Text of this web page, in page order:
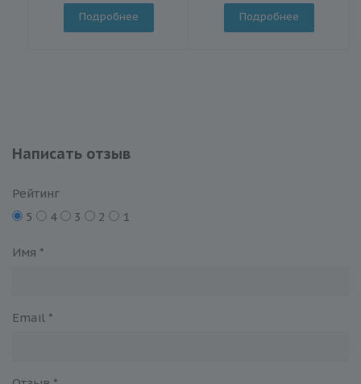
Подробнее Подробнее
Написать отзыв
Рейтинг
5
4 3 2 1
Имя *
Email *